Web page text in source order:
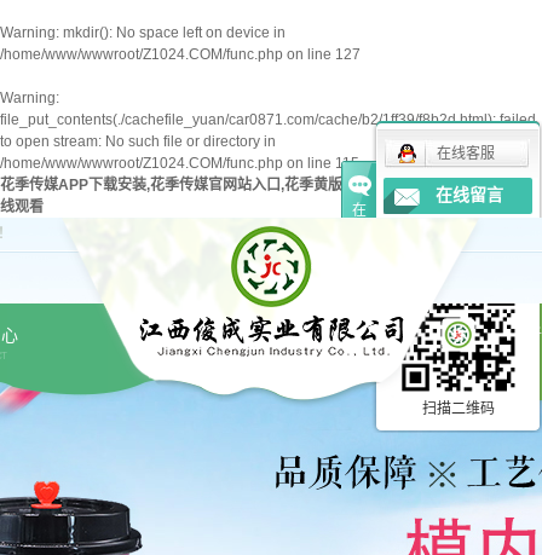
Warning: mkdir(): No space left on device in
/home/www/wwwroot/Z1024.COM/func.php on line 127
Warning:
file_put_contents(./cachefile_yuan/car0871.com/cache/b2/1ff39/f8b2d.html): failed
to open stream: No such file or directory in
/home/www/wwwroot/Z1024.COM/func.php on line 115
花季传媒APP下载安装,花季传媒官网站入口,花季黄版下载安卓,花季传媒免费下载在
线观看
在
在线客服
在线留言
扫描二维码